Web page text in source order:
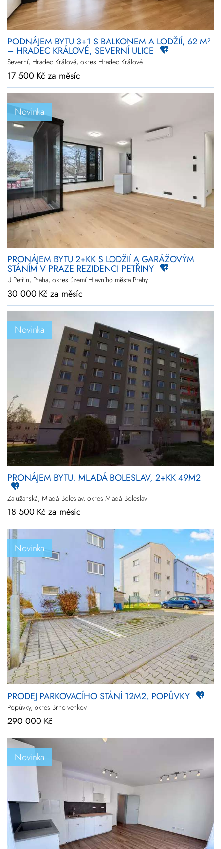
PODNÁJEM BYTU 3+1 S BALKONEM A LODŽIÍ, 62 M²
– HRADEC KRÁLOVÉ, SEVERNÍ ULICE
Severní, Hradec Králové, okres Hradec Králové
17 500 Kč za měsíc
Novinka
PRONÁJEM BYTU 2+KK S LODŽIÍ A GARÁŽOVÝM
STÁNÍM V PRAZE REZIDENCI PETŘINY
U Petřin, Praha, okres území Hlavního města Prahy
30 000 Kč za měsíc
Novinka
PRONÁJEM BYTU, MLADÁ BOLESLAV, 2+KK 49M2
Zalužanská, Mladá Boleslav, okres Mladá Boleslav
18 500 Kč za měsíc
Novinka
PRODEJ PARKOVACÍHO STÁNÍ 12M2, POPŮVKY
Popůvky, okres Brno-venkov
290 000 Kč
Novinka